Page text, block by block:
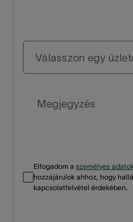
Válasszon egy
Megjegyzés
Elfogadom a személyes
hozzájárulok ahhoz, hogy
kapcsolatfelvétel érdekében.